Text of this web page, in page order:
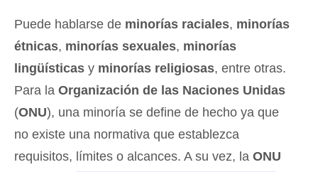
Puede hablarse de minorías raciales, minorías
étnicas, minorías sexuales, minorías
lingüísticas y minorías religiosas, entre otras.
Para la Organización de las Naciones Unidas
(ONU), una minoría se define de hecho ya que
no existe una normativa que establezca
requisitos, límites o alcances. A su vez, la ONU